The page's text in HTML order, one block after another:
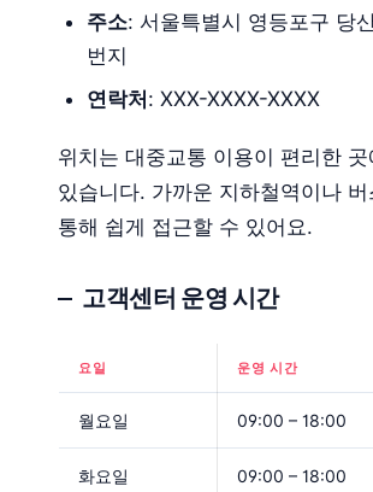
주소: 서울특별시 영등포구 당
번지
연락처 : XXX-XXXX-XXXX
위치는 대중교통 이용이 편리한 곳
있습니다. 가까운 지하철역이나
통해 쉽게 접근할 수 있어요.
고객센터 운영 시간
요일 운영 시간
월요일 09:00 – 18:00
화요일 09:00 – 18:00